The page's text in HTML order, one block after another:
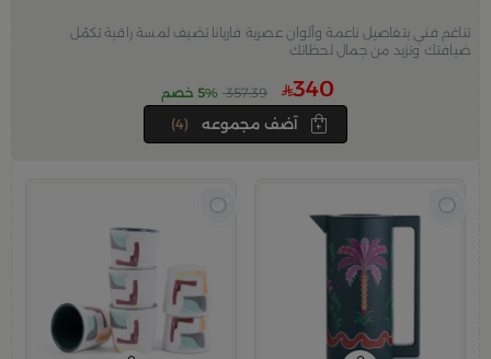
تناغم فني بتفاصيل ناعمة وألوان عصرية فاريانا تضيف لمسة راقية تكمّل
ضيافتك وتزيد من جمال لحظاتك
340
357.39 5% خصم
(4)